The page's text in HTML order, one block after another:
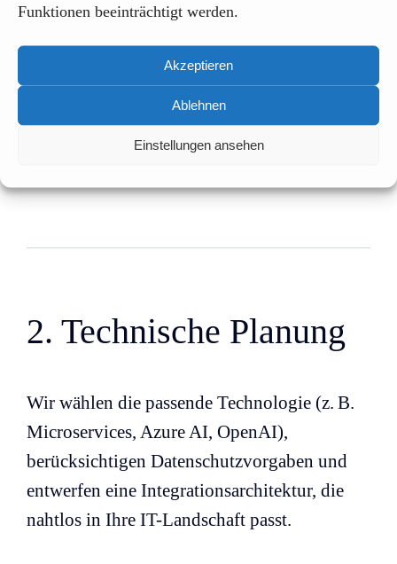
Funktionen beeinträchtigt werden.
Akzeptieren
Ablehnen
Einstellungen ansehen
Wir prüfen, wo KI in Ihrem Unternehmen
den größten Mehrwert stiftet – z. B. in der
Softwareentwicklung, bei der
Automatisierung oder im Datenmanagement.
Gemeinsam definieren wir konkrete Ziele,
2. Technische Planung
Wir wählen die passende Technologie (z. B.
Microservices, Azure AI, OpenAI),
berücksichtigen Datenschutzvorgaben und
entwerfen eine Integrationsarchitektur, die
nahtlos in Ihre IT-Landschaft passt.